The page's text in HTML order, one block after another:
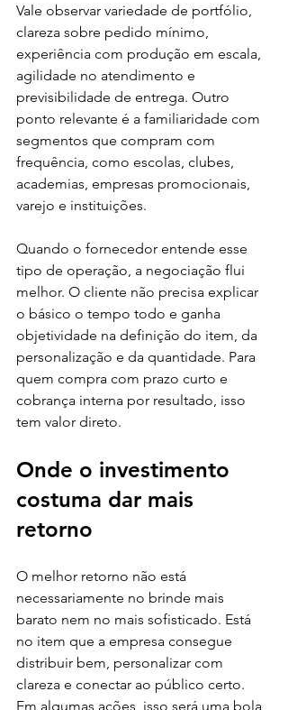
Vale observar variedade de portfólio,
clareza sobre pedido mínimo,
experiência com produção em escala,
agilidade no atendimento e
previsibilidade de entrega. Outro
ponto relevante é a familiaridade com
segmentos que compram com
frequência, como escolas, clubes,
academias, empresas promocionais,
varejo e instituições.
Quando o fornecedor entende esse
tipo de operação, a negociação flui
melhor. O cliente não precisa explicar
o básico o tempo todo e ganha
objetividade na definição do item, da
personalização e da quantidade. Para
quem compra com prazo curto e
cobrança interna por resultado, isso
tem valor direto.
Onde o investimento
costuma dar mais
retorno
O melhor retorno não está
necessariamente no brinde mais
barato nem no mais sofisticado. Está
no item que a empresa consegue
distribuir bem, personalizar com
clareza e conectar ao público certo.
Em algumas ações, isso será uma bola